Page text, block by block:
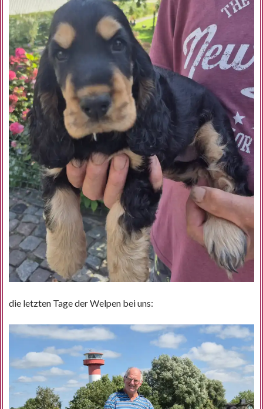
die letzten Tage der Welpen bei uns: